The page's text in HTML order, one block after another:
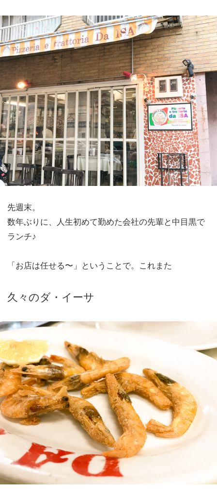
先週末。
数年ぶりに、人生初めて勤めた会社の先輩と中目黒で
ランチ♪
「お店は任せる〜」ということで。これまた
久々のダ・イーサ